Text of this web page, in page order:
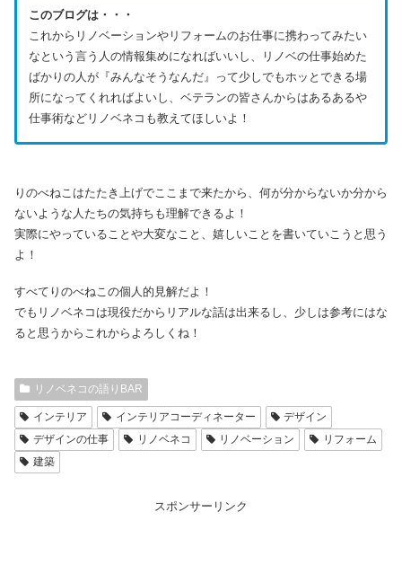
このブログは・・・
これからリノベーションやリフォームのお仕事に携わってみたい
なという言う人の情報集めになればいいし、リノベの仕事始めた
ばかりの人が『みんなそうなんだ』って少しでもホッとできる場
所になってくれればよいし、ベテランの皆さんからはあるあるや
仕事術などリノベネコも教えてほしいよ！
りのべねこはたたき上げでここまで来たから、何が分からないか分から
ないような人たちの気持ちも理解できるよ！
実際にやっていることや大変なこと、嬉しいことを書いていこうと思う
よ！
すべてりのべねこの個人的見解だよ！
でもリノベネコは現役だからリアルな話は出来るし、少しは参考にはな
ると思うからこれからよろしくね！
リノベネコの語りBAR
インテリア インテリアコーディネーター
デザイン
デザインの仕事
リノベネコ リノベーション
リフォーム
建築
スポンサーリンク